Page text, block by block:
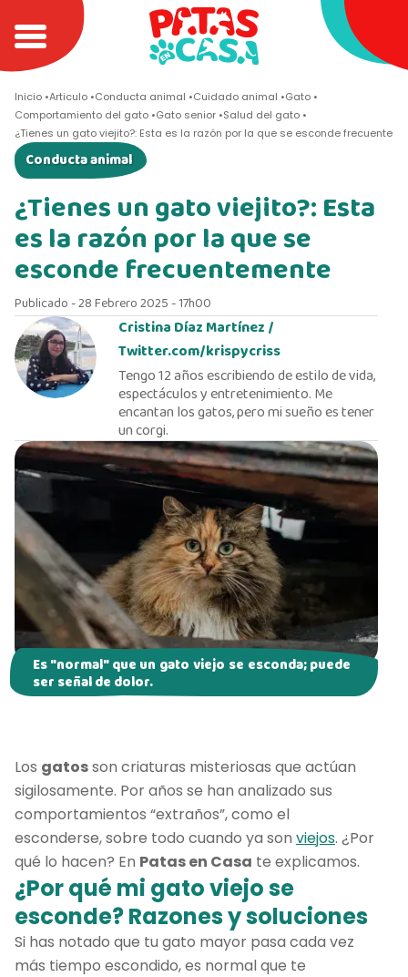
Inicio Articulo Conducta animal Cuidado animal
Gato
Comportamiento del gato Gato senior Salud del gato
¿Tienes un gato viejito?: Esta es la razón por la que se esconde
Conducta animal
¿Tienes un gato viejito?: Esta
es la razón por la que se
esconde frecuentemente
Publicado - 28 Febrero 2025 - 17h00
Cristina Díaz Martínez /
Twitter.com/krispycriss
Tengo 12 años escribiendo de estilo de vida,
espectáculos y entretenimiento. Me
encantan los gatos, pero mi sueño es tener
un corgi.
Es "normal" que un gato viejo se esconda; puede
ser señal de dolor.
Los gatosson criaturas misteriosas que actúan
sigilosamente. Por años se han analizado sus
comportamientos “extraños”, como el
esconderse, sobre todo cuando ya son viejos. ¿Por
qué lo hacen? En Patas en Casa te explicamos.
¿Por qué mi gato viejo se
esconde? Razones y soluciones
Si has notado que tu gato mayor pasa cada vez
más tiempo escondido, es normal que te